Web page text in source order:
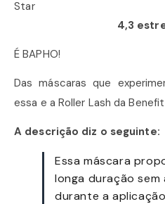
4,3
É BAPHO!
Das máscaras que
essa e a Roller Lash da
A descrição diz o seguinte:
Essa máscara
longa duração sem
durante a